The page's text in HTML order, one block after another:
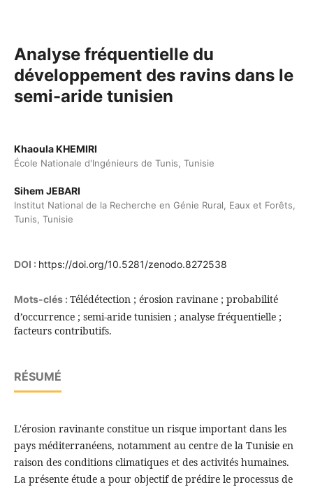
Analyse fréquentielle du
développement des ravins dans le
semi-aride tunisien
Khaoula KHEMIRI
École Nationale d'Ingénieurs de Tunis, Tunisie
Sihem JEBARI
Institut National de la Recherche en Génie Rural, Eaux et Forêts,
Tunis, Tunisie
DOI : https://doi.org/10.5281/zenodo.8272538
Mots-clés : Télédétection ; érosion ravinane ; probabilité
d’occurrence ; semi-aride tunisien ; analyse fréquentielle ;
facteurs contributifs.
RÉSUMÉ
L'érosion ravinante constitue un risque important dans les
pays méditerranéens, notamment au centre de la Tunisie en
raison des conditions climatiques et des activités humaines.
La présente étude a pour objectif de prédire le processus de